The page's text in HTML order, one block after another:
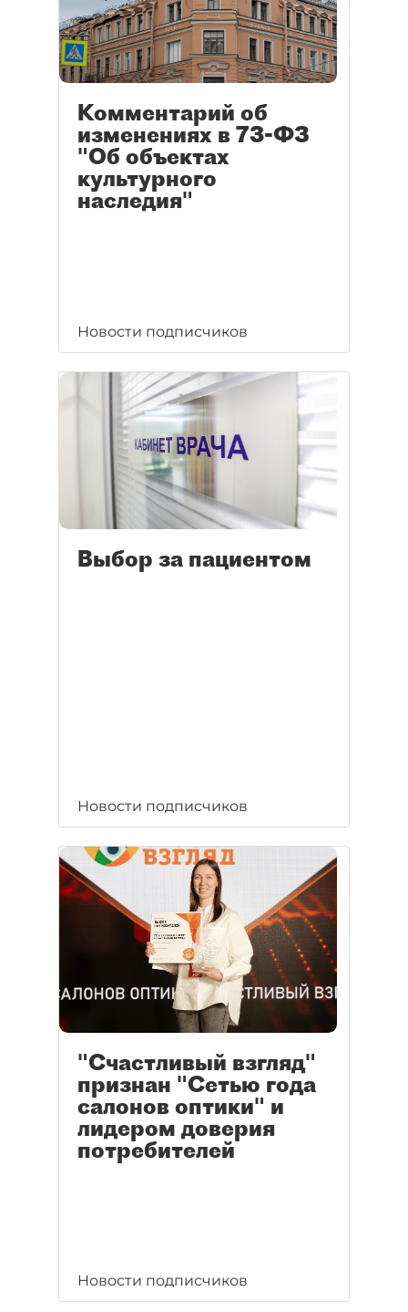
Комментарий об
изменениях в 73-ФЗ
"Об объектах
культурного
наследия"
Новости подписчиков
Выбор за пациентом
Новости подписчиков
"Счастливый взгляд"
признан "Сетью года
салонов оптики" и
лидером доверия
потребителей
Новости подписчиков